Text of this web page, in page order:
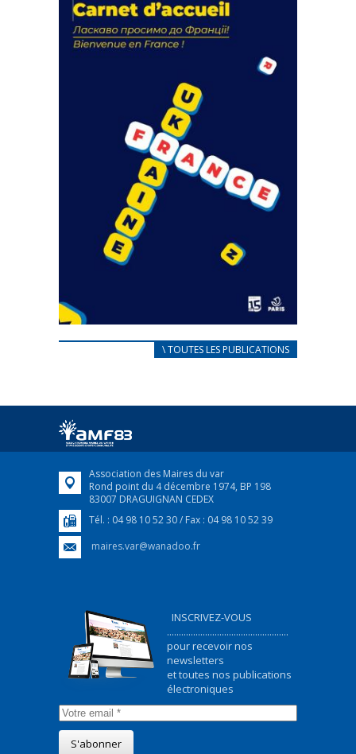
actions
18 septembre 2023
FEUILLETER
CARNET D’ACCUEIL
Afin d’accompagner au mieux les réfugiés
FEUILLETER
\ TOUTES LES PUBLICATIONS
Association des Maires du var
Rond point du 4 décembre 1974, BP 198
83007 DRAGUIGNAN CEDEX
Tél. : 04 98 10 52 30 / Fax : 04 98 10 52 39
maires.var@wanadoo.fr
INSCRIVEZ-VOUS
...................................................
pour recevoir nos
newsletters
et toutes nos publications
électroniques